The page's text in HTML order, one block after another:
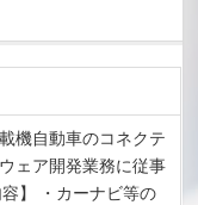
機自動車のコネクテ
ェア開発業務に従事
】 ・カーナビ等の